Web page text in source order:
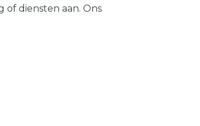
of diensten aan. Ons